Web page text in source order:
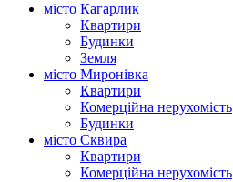
місто Кагарлик
Квартири
Будинки
Земля
місто Миронівка
Квартири
Комерційна нерухомість
Будинки
місто Сквира
Квартири
Комерційна нерухомість